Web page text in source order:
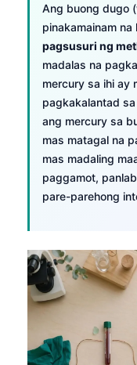
Ang buong dugo
pinakamainam
pagsusuri ng
madalas na
mercury sa ihi ay
pagkakalantad
ang mercury sa
mas matagal na
mas madaling
paggamot,
pare-parehong
বাংলা
मराठी
తెలుగు
தமிழ்
ಕನ್ನಡ
മലയാളം
Bahasa
Tiếng Việt
ไทย
ဗမာစာ
ភាសាខ្មែរ
Kiswahili